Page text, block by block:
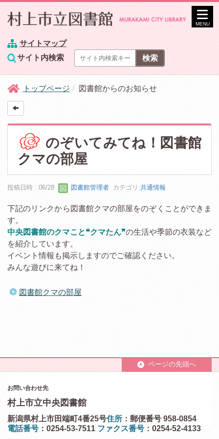
サイトマップ
サイト内検索
MENU
トップページ 図書館からのお知らせ
のぞいてみてね！図書館
クマの部屋
投稿日時 : 06/28 図書館管理者 カテゴリ:共通情報
下記のリンクから図書館クマの部屋をのぞくことができま
す。
中央図書館のクマこと❝クマたん❞の生活や季節の衣装など
を紹介しています。
イベント情報も掲示しますのでご確認ください。
みんな遊びに来てね！
図書館クマの部屋
ページの先頭へ
お問い合わせ先
村上市立中央図書館
住所 ：郵便番号 958-0854
新潟県村上市田端町4番25号
電話番号 ：0254-53-7511 ファクス番号 ：0254-52-4133